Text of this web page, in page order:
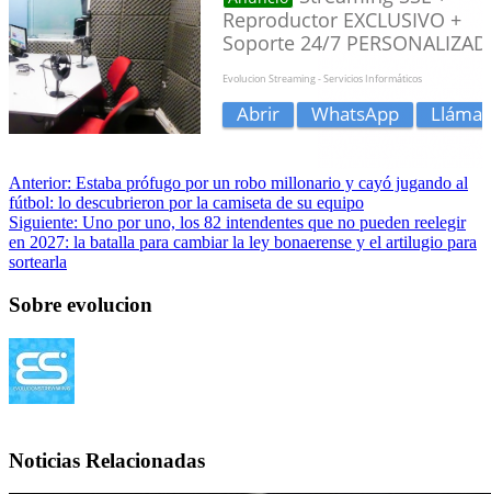
Anterior: Estaba prófugo por un robo millonario y cayó jugando al
fútbol: lo descubrieron por la camiseta de su equipo
Siguiente: Uno por uno, los 82 intendentes que no pueden reelegir
en 2027: la batalla para cambiar la ley bonaerense y el artilugio para
sortearla
Sobre evolucion
Noticias Relacionadas